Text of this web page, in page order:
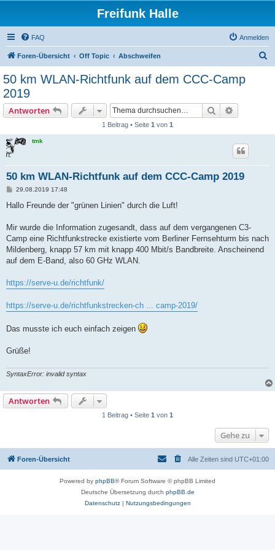
Freifunk Halle
FAQ Anmelden
Foren-Übersicht Off Topic Abschweifen
50 km WLAN-Richtfunk auf dem CCC-Camp
2019
Antworten Suche
1 Beitrag • Seite 1 von 1
tmk
50 km WLAN-Richtfunk auf dem CCC-Camp 2019
B
i
a
29.08.2019 17:48
Hallo Freunde der "grünen Linien" durch die Luft!
Mir wurde die Information zugesandt, dass auf dem vergangenen C3-
Camp eine Richtfunkstrecke existierte vom Berliner Fernsehturm bis nach
Mildenberg, knapp 57 km mit knapp 400 Mbit/s Bandbreite. Anscheinend
auf dem E-Band, also 60 GHz WLAN.
https://serve-u.de/richtfunk/
https://serve-u.de/richtfunkstrecken-ch ... camp-2019/
Das musste ich euch einfach zeigen
Grüße!
SyntaxError: invalid syntax
Antworten
1 Beitrag • Seite 1 von 1
Gehe zu
Foren-Übersicht Alle Zeiten sind UTC+01:00
Powered by phpBB® Forum Software © phpBB Limited
Deutsche Übersetzung durch phpBB.de
Datenschutz| Nutzungsbedingungen